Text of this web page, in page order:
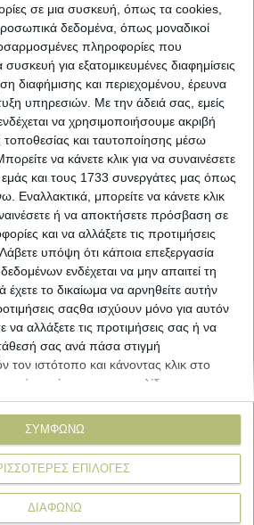
σε μια συσκευή, όπως τα cookies,
δεδομένα, όπως μοναδικοί
πληροφορίες που
για εξατομικευμένες διαφημίσεις
διαφήμισης και περιεχομένου, έρευνα
υπηρεσιών. Με την άδειά σας, εμείς
να χρησιμοποιήσουμε ακριβή
και ταυτοποίησης μέσω
να κάνετε κλικ για να συναινέσετε
και τους 1733 συνεργάτες μας όπως
Εναλλακτικά, μπορείτε να κάνετε κλικ
ή να αποκτήσετε πρόσβαση σε
και να αλλάξετε τις προτιμήσεις
Λάβετε υπόψη ότι κάποια επεξεργασία
ενδέχεται να μην απαιτεί τη
το δικαίωμα να αρνηθείτε αυτήν
σαςθα ισχύουν μόνο για αυτόν
να αλλάξετε τις προτιμήσεις σας ή να
σας ανά πάσα στιγμή
τον ιστότοπο και κάνοντας κλικ στο
κάτω μέρος της ιστοσελίδας.
ΕΠΙΛΟΓΕΣ
ΔΙΑΦΩΝΩ
ΣΥΜΦΩΝΩ
ΒΙΒΛΙΟΘΗΚΗ
e-
mail
About
Εταιρική ταυτότητα
Ιστορική αναδρομή
Agrenda Ηλεκτρονικά
Επικοινωνία
More
Συνδρομές
Αγγελίες